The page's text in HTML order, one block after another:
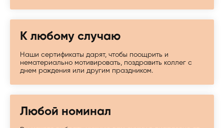
К любому случаю
Наши сертификаты дарят, чтобы поощрить и
нематериально мотивировать, поздравить коллег с
днем рождения или другим праздником.
Любой номинал